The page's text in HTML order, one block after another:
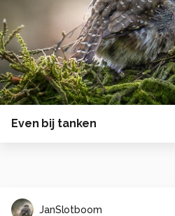
Even bij tanken
JanSlotboom